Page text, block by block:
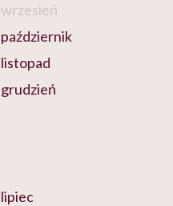
wrzesień
październik
listopad
grudzień
lipiec